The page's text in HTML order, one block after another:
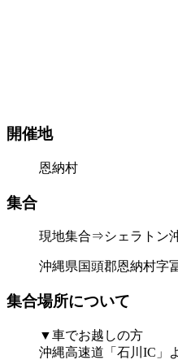
開催地
恩納村
集合
現地集合⇒シェラトン
沖縄県国頭郡恩納村字
集合場所について
▼車でお越しの方
沖縄高速道「石川IC」